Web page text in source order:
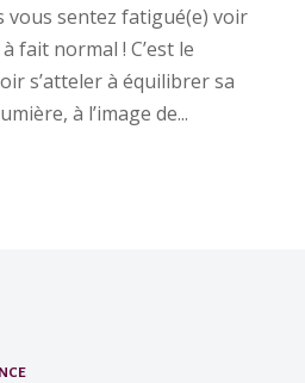
vous sentez fatigué(e) voir
fait normal ! C’est le
s’atteler à équilibrer sa
à l’image de...